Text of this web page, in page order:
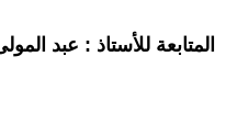
المتابعة للأستاذ : عبد